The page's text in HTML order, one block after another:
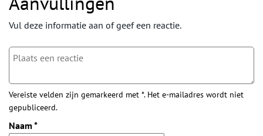
Vul deze informatie aan of geef een reactie.
Vereiste velden zijn gemarkeerd met *. Het e-mailadres wordt niet
gepubliceerd.
Naam *